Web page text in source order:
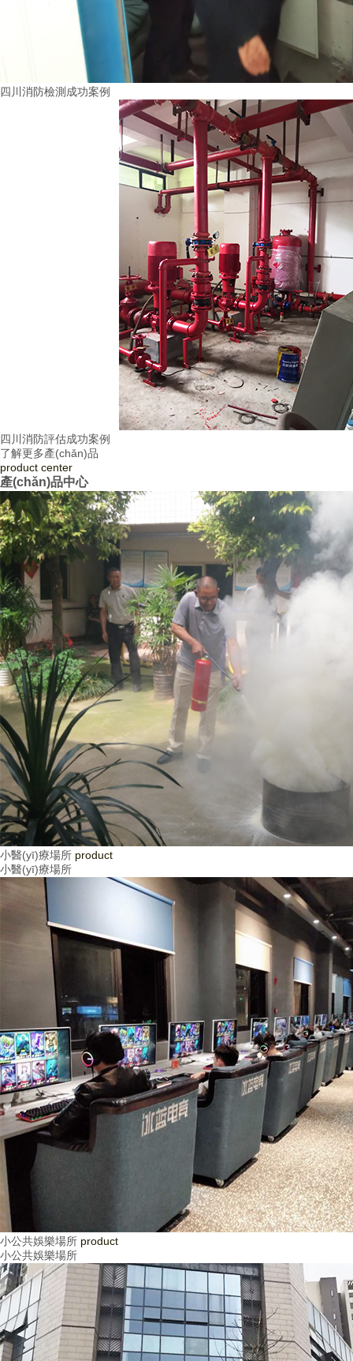
四川消防檢測成功案例
四川消防評估成功案例
了解更多產(chǎn)品
product center
產(chǎn)品中心
小醫(yī)療場所 product
小醫(yī)療場所
小公共娛樂場所 product
小公共娛樂場所